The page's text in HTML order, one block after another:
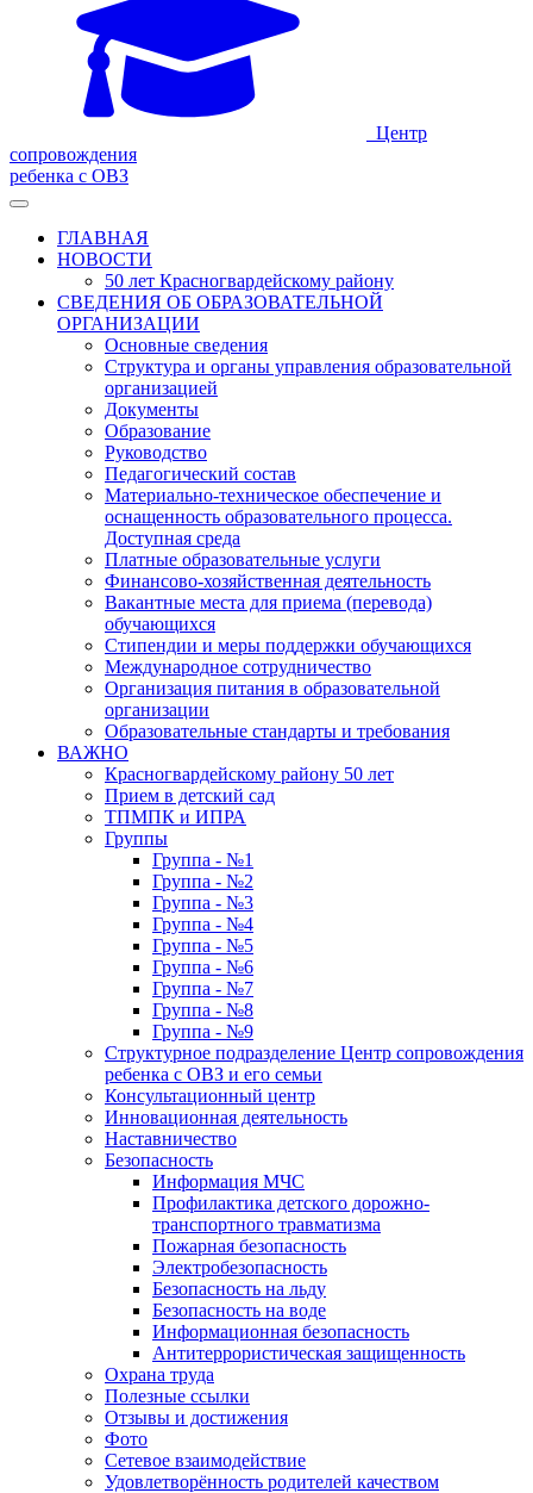
Центр
сопровождения
ребенка с ОВЗ
ГЛАВНАЯ
НОВОСТИ
50 лет Красногвардейскому району
СВЕДЕНИЯ ОБ ОБРАЗОВАТЕЛЬНОЙ
ОРГАНИЗАЦИИ
Основные сведения
Структура и органы управления образовательной
организацией
Документы
Образование
Руководство
Педагогический состав
Материально-техническое обеспечение и
оснащенность образовательного процесса.
Доступная среда
Платные образовательные услуги
Финансово-хозяйственная деятельность
Вакантные места для приема (перевода)
обучающихся
Стипендии и меры поддержки обучающихся
Международное сотрудничество
Организация питания в образовательной
организации
Образовательные стандарты и требования
ВАЖНО
Красногвардейскому району 50 лет
Прием в детский сад
ТПМПК и ИПРА
Группы
Группа - №1
Группа - №2
Группа - №3
Группа - №4
Группа - №5
Группа - №6
Группа - №7
Группа - №8
Группа - №9
Структурное подразделение Центр сопровождения
ребенка с ОВЗ и его семьи
Консультационный центр
Инновационная деятельность
Наставничество
Безопасность
Информация МЧС
Профилактика детского дорожно-
транспортного травматизма
Пожарная безопасность
Электробезопасность
Безопасность на льду
Безопасность на воде
Информационная безопасность
Антитеррористическая защищенность
Охрана труда
Полезные ссылки
Отзывы и достижения
Фото
Сетевое взаимодействие
Удовлетворённость родителей качеством